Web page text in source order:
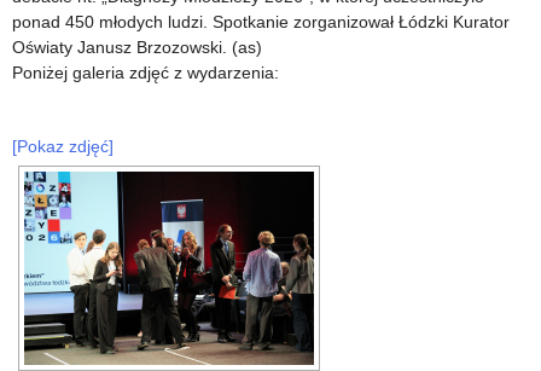
ponad 450 młodych ludzi. Spotkanie zorganizował Łódzki Kurator
Oświaty Janusz Brzozowski. (as)
Poniżej galeria zdjęć z wydarzenia:
[Pokaz zdjęć]